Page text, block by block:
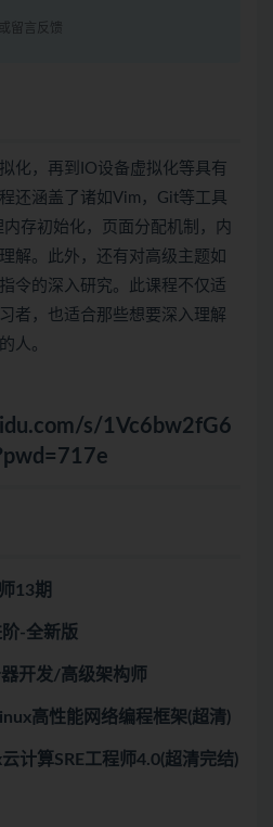
留言反馈
化，再到IO设备虚拟化等具有
还涵盖了诸如Vim， Git等工具
内存初始化，页面分配机制，内
解。此外，还有对高级主题如
令的深入研究。此课程不仅适
者，也适合那些想要深入理解
人。
s/1Vc6bw2fG6
13期
-全新版
开发/高级架构师
高性能网络编程框架(超清)
计算SRE工程师4.0(超清完结)